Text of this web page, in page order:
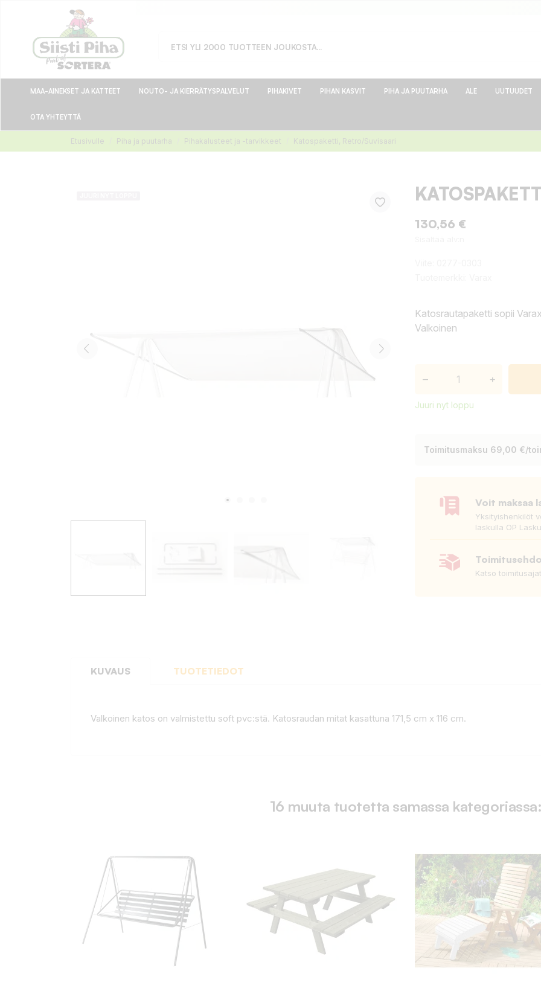
MAA-AINEKSET JA KATTEET NOUTO- JA KIERRÄTYSPALVELUT PIHAKIVET PIHAN KASVIT PIHA JA PUUTARHA ALE UUTUUDET
OTA YHTEYTTÄ
Etusivulle Piha ja puutarha Pihakalusteet ja -tarvikkeet Katospaketti, Retro/Suvisaari
130,56 €
Katosrautapaketti sopii
Valkoinen
– +
Juuri nyt loppu
Toimitusmaksu 69,00 €/
Voit maksaa
Yksityishenkilöt
laskulla OP
Katso
KUVAUS TUOTETIEDOT
Valkoinen katos on valmistettu soft pvc:stä. Katosraudan mitat kasattuna 171,5 cm x 116 cm.
16 muuta tuotetta samassa kategoriassa: